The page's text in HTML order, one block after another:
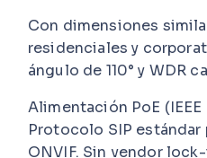
Con dimensiones
residenciales y
ángulo de 110° y WDR
Alimentación PoE
Protocolo SIP
ONVIF. Sin vendor